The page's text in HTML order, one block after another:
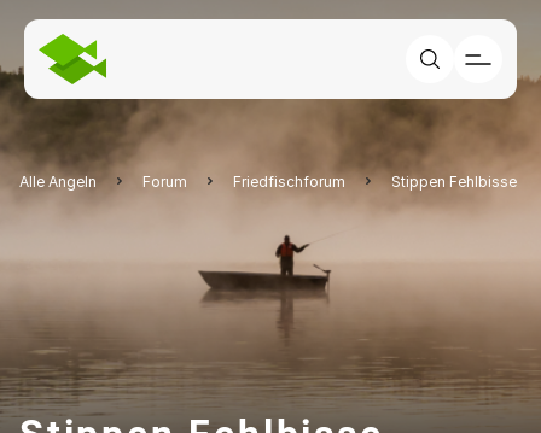
Alle Angeln Forum Friedfischforum Stippen Fehlbisse